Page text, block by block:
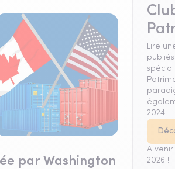
par Washington
Lire
2024.
A
2026 !